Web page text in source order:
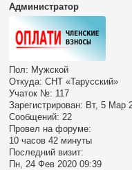
Администратор
Пол: Мужской
Откуда: СНТ «Тарусский»
Учаток №: 117
Зарегистрирован: Вт, 5 Мар
Сообщений: 22
Провел на форуме:
10 часов 42 минуты
Последний визит:
Пн, 24 Фев 2020 09:39